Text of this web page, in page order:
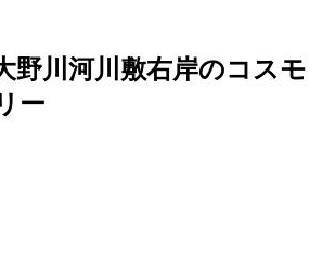
野川河川敷右岸のコスモ
ー